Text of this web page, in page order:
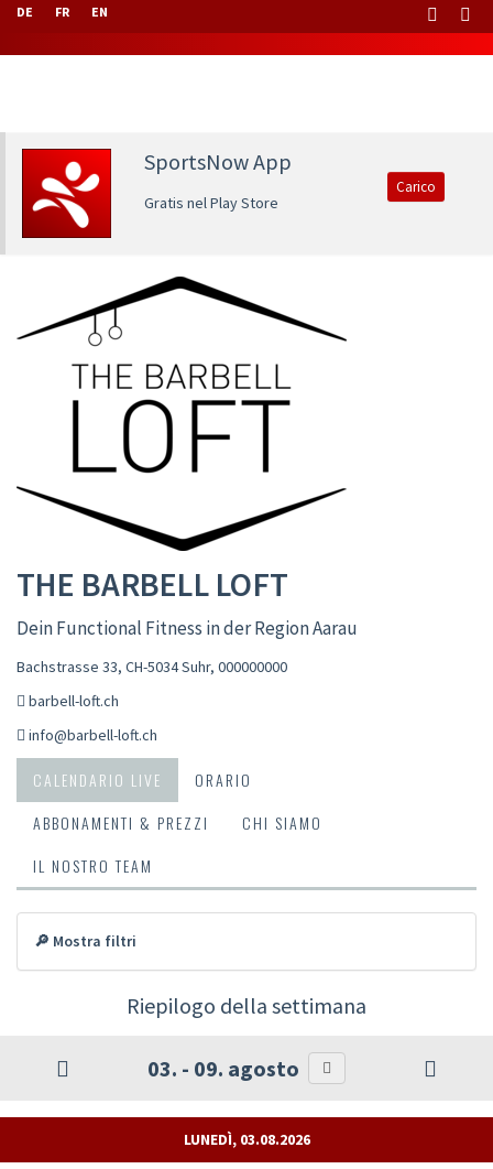
DE FR EN
SportsNow App
Gratis nel Play Store
Carico
THE BARBELL LOFT
Dein Functional Fitness in der Region Aarau
Bachstrasse 33, CH-5034 Suhr, 000000000
barbell-loft.ch
info@barbell-loft.ch
CALENDARIO LIVE
ORARIO
ABBONAMENTI & PREZZI
CHI SIAMO
IL NOSTRO TEAM
🔎 Mostra filtri
Riepilogo della settimana
03. - 09. agosto
LUNEDÌ, 03.08.2026